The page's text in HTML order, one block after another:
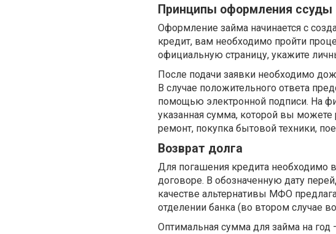
Принципы оформления ссуды
Оформление займа начинается с
кредит, вам необходимо пройти
официальную страницу, укажите
После подачи заявки необходимо
В случае положительного ответа
помощью электронной подписи. На
указанная сумма, которой вы
ремонт, покупка бытовой техники,
Возврат долга
Для погашения кредита необходимо
договоре. В обозначенную дату
качестве альтернативы МФО
отделении банка (во втором случае
Оптимальная сумма для займа на год